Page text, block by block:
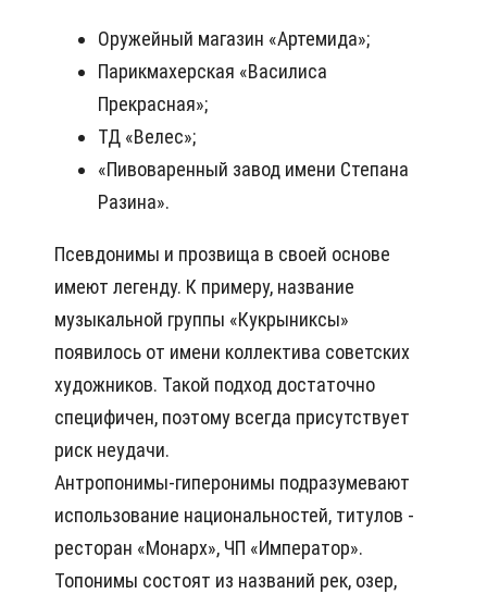
Оружейный магазин «Артемида»;
Парикмахерская «Василиса
Прекрасная»;
ТД «Велес»;
«Пивоваренный завод имени Степана
Разина».
Псевдонимы и прозвища в своей основе
имеют легенду. К примеру, название
музыкальной группы «Кукрыниксы»
появилось от имени коллектива советских
художников. Такой подход достаточно
специфичен, поэтому всегда присутствует
риск неудачи.
Антропонимы-гиперонимы подразумевают
использование национальностей, титулов -
ресторан «Монарх», ЧП «Император».
Топонимы состоят из названий рек, озер,